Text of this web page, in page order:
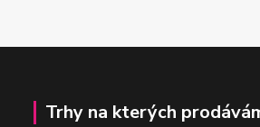
Trhy na kterých